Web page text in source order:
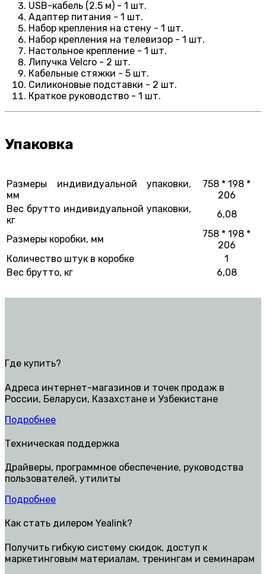
USB-кабель (2.5 м) - 1 шт.
Адаптер питания - 1 шт.
Набор крепления на стену - 1 шт.
Набор крепления на телевизор - 1 шт.
Настольное крепление - 1 шт.
Липучка Velcro - 2 шт.
Кабельные стяжки - 5 шт.
Силиконовые подставки - 2 шт.
Краткое руководство - 1 шт.
Упаковка
Размеры индивидуальной упаковки,
мм
758 * 198 *
206
Вес брутто индивидуальной упаковки,
кг
6,08
Размеры коробки, мм
758 * 198 *
206
Количество штук в коробке
1
Вес брутто, кг
6,08
Где купить?
Адреса интернет-магазинов и точек продаж в
России, Беларуси, Казахстане и Узбекистане
Подробнее
Техническая поддержка
Драйверы, программное обеспечение, руководства
пользователей, утилиты
Подробнее
Как стать дилером Yealink?
Получить гибкую систему скидок, доступ к
маркетинговым материалам, тренингам и семинарам